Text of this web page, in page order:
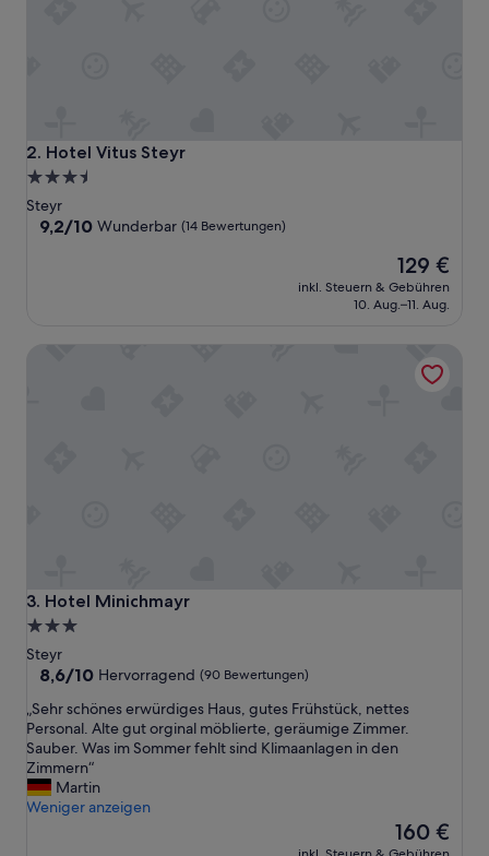
2. Hotel Vitus Steyr
Hotel Vitus Steyr
3.5-
Sterne-
Unterkunft
Steyr
9.2
9,2/10 Wunderbar (14 Bewertungen)
Der
Preis
beträgt
129 €
inkl. Steuern & Gebühren
10. Aug.–11. Aug.
3. Hotel Minichmayr
Hotel Minichmayr
3.0-
Sterne-
Unterkunft
Steyr
8.6
10,
Hervorragend,
(90
Bewertungen)
8,6/10 Hervorragend (90 Bewertungen)
„
S
e
h
r
s
„Sehr schönes erwürdiges Haus, gutes Frühstück, nettes
Personal. Alte gut orginal möblierte, geräumige Zimmer.
Sauber. Was im Sommer fehlt sind Klimaanlagen in den
Zimmern“
Martin
Weniger anzeigen
Der
Preis
160 €